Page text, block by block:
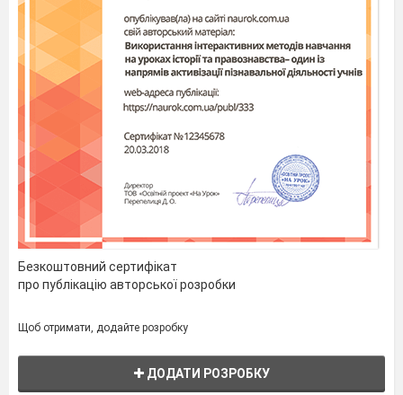
Запитання 8
Оберіть підпис до картинки
варіанти відповідей
Ноутбуки
Види сучасних комп'ютерів
Запитання 9
Безкоштовний сертифікат
про публікацію авторської розробки
Щоб отримати, додайте розробку
ДОДАТИ РОЗРОБКУ